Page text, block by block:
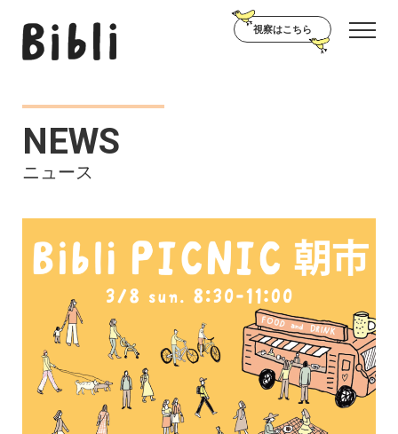
視察はこちら
NEWS
ニュース